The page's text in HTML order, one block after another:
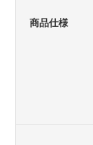
商品仕様